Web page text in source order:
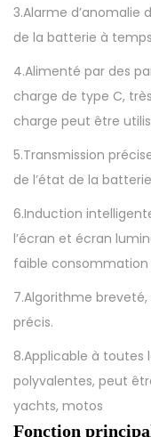
a
c
i
t
é
t
t
e
r
i
e
3.Alarme d’anomalie
de la batterie à temps
4.Alimenté par des
charge de type C,
charge peut être
5.Transmission
de l’état de la batterie
6.Induction
l’écran et écran
faible consommation
7.Algorithme
précis.
8.Applicable à toutes
polyvalentes, peut
yachts, motos
Fonction